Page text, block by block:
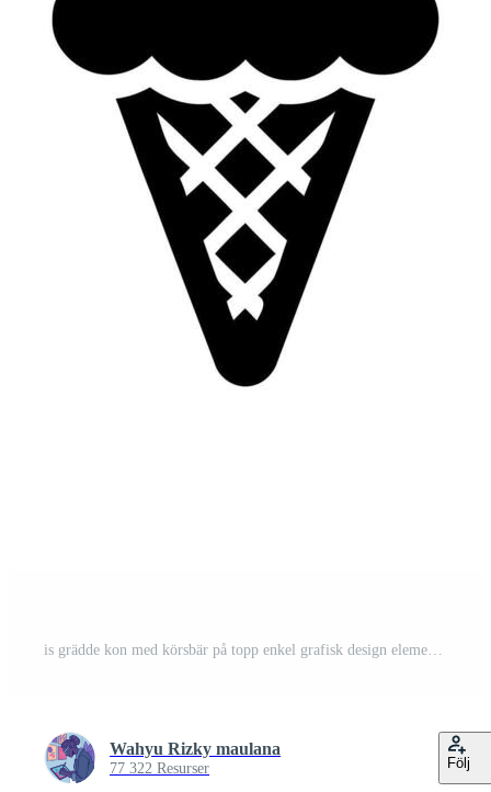
is grädde kon med körsbär på topp enkel grafisk design element Pro Vektor
Wahyu Rizky maulana
77 322 Resurser Följ